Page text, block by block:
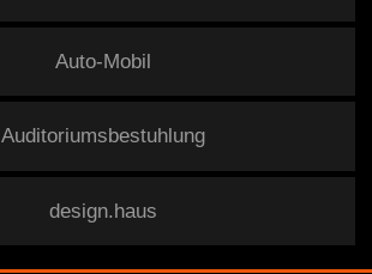
Auto-Mobil
Auditoriumsbestuhlung
design.haus